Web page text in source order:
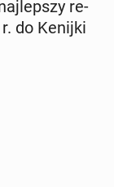
re­
do Kenijki